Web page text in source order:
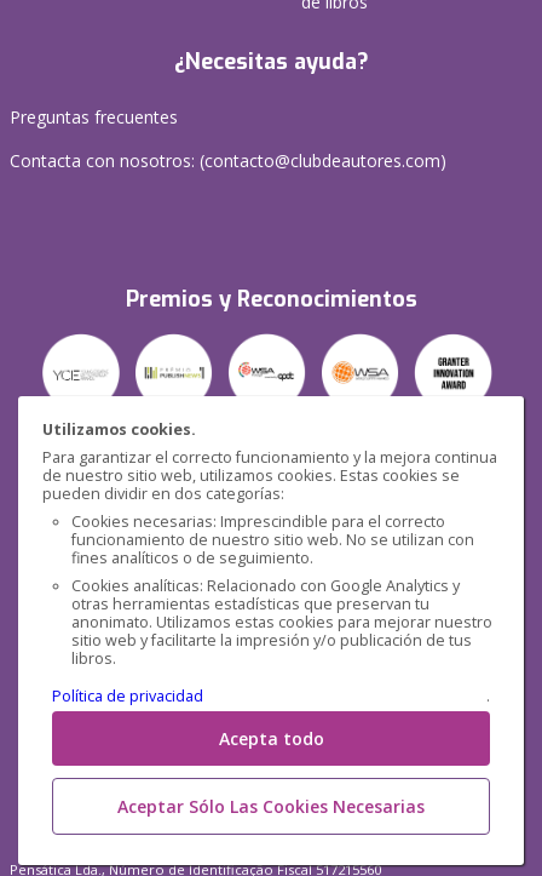
Utilizamos cookies.
Para garantizar el correcto funcionamiento y la mejora continua
de nuestro sitio web, utilizamos cookies. Estas cookies se
pueden dividir en dos categorías:
Cookies necesarias: Imprescindible para el correcto
funcionamiento de nuestro sitio web. No se utilizan con
fines analíticos o de seguimiento.
Cookies analíticas: Relacionado con Google Analytics y
otras herramientas estadísticas que preservan tu
anonimato. Utilizamos estas cookies para mejorar nuestro
sitio web y facilitarte la impresión y/o publicación de tus
libros.
Política de privacidad
.
Acepta todo
Aceptar Sólo Las Cookies Necesarias
¿Necesitas ayuda?
Preguntas frecuentes
Contacta con nosotros: (contacto@clubdeautores.com)
Premios y Reconocimientos
Seguridad
Redes sociales
Pensática Lda., Número de Identificação Fiscal 517215560